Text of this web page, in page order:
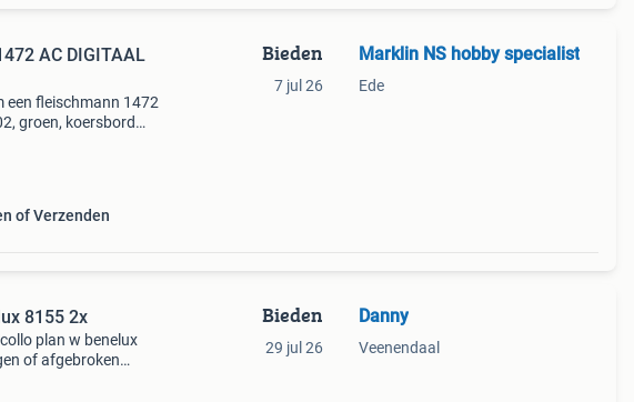
AC DIGITAAL
fleischmann 1472
groen, koersbord
of Verzenden
Bieden
7 jul 26
Marklin NS hobby specialist
Ede
8155 2x
plan w benelux
of afgebroken
Bieden
29 jul 26
Danny
Veenendaal